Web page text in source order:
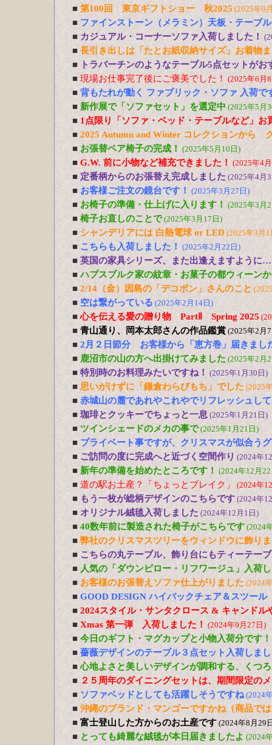
■ 第100回 東京ギフトショー 秋2025 (2025年9
■ ファインストーン（メラミン）天板・テーブ
■ カジュアル・コーナーソファ入荷しました！
■ 長引き出しは「たとお紙収納サイズ」お着物
■
トラバーチンのようなテーブル5点セットが
■ 現場お仕事完了後にご褒美でした！ (2025年6月
■ 背もたれが動く ファブリック・ソファ 入荷で
■ 新作展で「ソファセット」を選定中 (2025年5月
■ 1点限り「ソファ・ベッド・テーブルなど」お
■ 2025 Autumn and Winter コレクションから
■ お張替ペア椅子の完成！ (2025年5月10日)
■ G.W. 前に小物など補充できました！ (2025年4
■ 定番柄からのお張替え完成しました (2025年4月
■ お客様ご注文の鏡台です！ (2025年3月27日)
■ お椅子の準備・仕上げに入ります！ (2025年3月
■ 椅子お直しのことで(2025年3月17日)
■ シャンデリアには 白熱電球 or LED (2025年3月1
■ こちらも入荷しました！ (2025年2月22日)
■ 英国の家具シリーズ、また出逢えますように…
■ ハプスブルク家の紋章・お菓子の都ウィーン
■ 2/14（金）因島の「デコポン」さんのこと
■ 空は繋がっている (2025年2月14日)
■ 心を伝える愛の贈り物 PartⅡ Spring 2025
■ 青山通り、岡本太郎さんの作品鑑賞 (2025年2月
■ 2月２日節分 お客様から「恵方巻」届きまし
■ 鹿沼市の山の方へ出掛けてみました (2025年2月
■ 特別時のお料理みたいですね！ (2025年1月30日)
■ 思いがけずに「鎌倉わらびもち」でした (2025
■ 赤城山の麓であれやこれやでリフレッシュし
■ 珈琲とクッキーでちょっと一息 (2025年1月21日)
■ ツインシェードのメカの事で(2025年1月21日)
■ プライベート事ですが、クリスマスが似合う
■ ご訪問の度に完成へと近づく空間作り (2024年
■ 新年の準備を始めたところです！ (2024年12月
■ 道の駅お土産？「ちょっとブレイク」 (2024年
■ もう一枚が総柄デザインのこちらです (2024年
■ オリジナル絨毯入荷しました (2024年12月1日)
■ 40数年前に製造された椅子がこちらです (2024
■ 弊社のクリスマスツリーをウィンドウに飾り
■ こちらの丸テーブル、飾り台にもティーテー
■ 人気の「ダウンピロー・リフワージュ」入荷
■ お客様のお張替えソファ仕上がりました (2024
■ GOOD DESIGN ハイバックチェア＆スツー
■ 2024スタイル・サンタクロース & キャンドル
■ Xmas 第一弾 入荷しました！ (2024年9月27日)
■ 今日のギフト・マグカップと小物入荷分です！
■ 薔薇デザインのテーブル３点セット入荷しま
■ 心地よさと美しいデザインが調和する、くつ
■ ２５周年のダイニングセットは、期間限定の
■ ソファベッドとしても活躍しそうですね(2024
■ 沖縄のブランド・マンゴーですかね（商品で
■ 富士登山した方からのお土産です (2024年8月29
■ とっても綺麗な絨毯が本日届きましたよ (2024